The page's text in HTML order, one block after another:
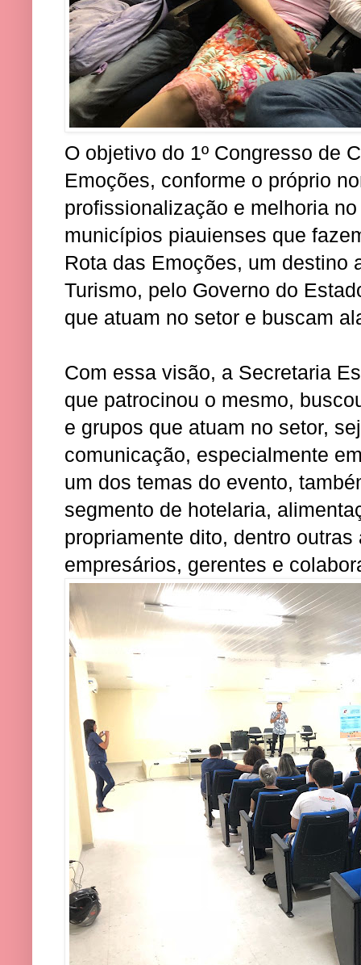
O objetivo do 1º Congresso de
Emoções, conforme o próprio
profissionalização e melhoria
municípios piauienses que
Rota das Emoções, um destino
Turismo, pelo Governo do
que atuam no setor e buscam
Com essa visão, a Secretaria
que patrocinou o mesmo,
e grupos que atuam no setor,
comunicação, especialmente
um dos temas do evento,
segmento de hotelaria,
propriamente dito, dentro
empresários, gerentes e